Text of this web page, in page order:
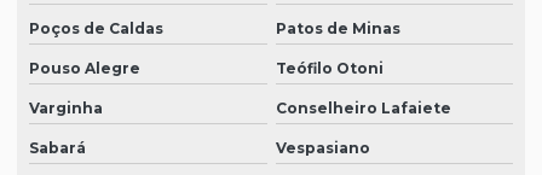
Poços de Caldas Patos de Minas
Pouso Alegre Teófilo Otoni
Varginha Conselheiro Lafaiete
Sabará Vespasiano